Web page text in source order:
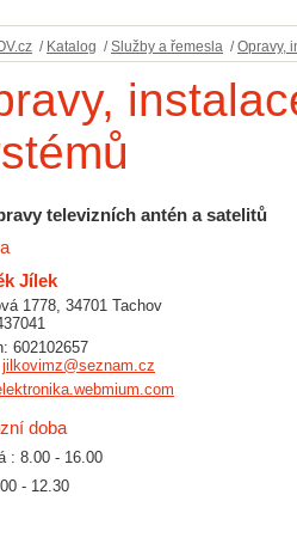
/ Katalog / Služby a řemesla / Opravy,
televizních antén a satelitů
Jílek
1778, 34701 Tachov
602102657
jilkovimz@seznam.cz
doba
: 8.00 - 16.00
- 12.30